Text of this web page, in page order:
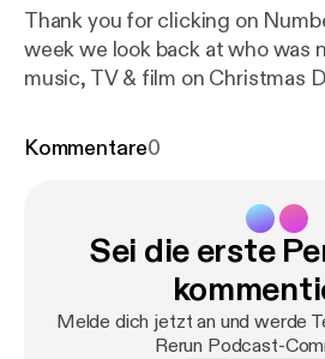
Thank you for clicking on Number
week we look back at who was
music, TV & film on Christmas
Send us a date to cover in a
provided by Stacey Run With
Giraffe podcast
Kommentare0
Sei die erste
Melde dich jetzt an und werde
Rerun Podcast-